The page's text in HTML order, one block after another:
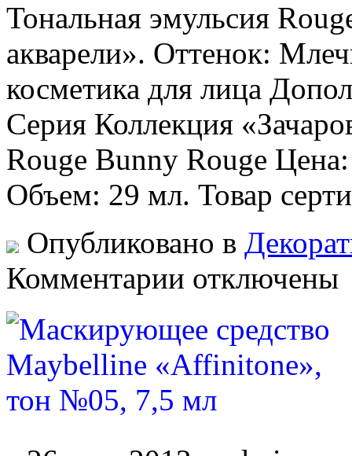
Тональная эмульсия
акварели». Оттенок:
косметика для лица
Серия Коллекция
Rouge Bunny Rouge
Объем: 29 мл. Товар
Опубликовано в
Комментарии записи
Rouge
Bunny
Rouge
«Молочные
акварели».
Оттенок:
Млечная
мл
отключены